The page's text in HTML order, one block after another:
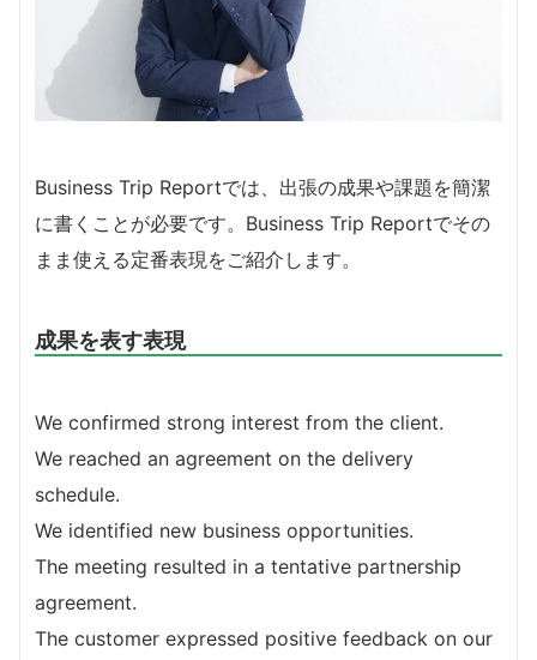
Business Trip Reportでは、出張の成果や課題を簡潔
に書くことが必要です。Business Trip Reportでその
まま使える定番表現をご紹介します。
成果を表す表現
We confirmed strong interest from the client.
We reached an agreement on the delivery
schedule.
We identified new business opportunities.
The meeting resulted in a tentative partnership
agreement.
The customer expressed positive feedback on our